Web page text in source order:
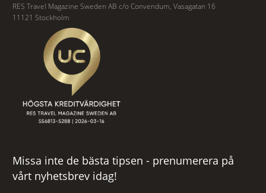
RES Travel Magazine Sweden AB c/o Convendum, Vasagatan 16
11121 Stockholm
Missa inte de bästa tipsen - prenumerera på
vårt nyhetsbrev idag!